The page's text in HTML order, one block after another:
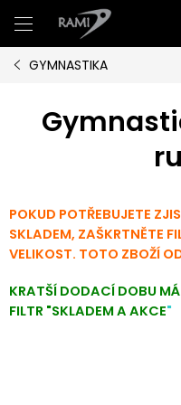
na
obsah
GYMNASTIKA
POKUD POTŘEBUJETE
SKLADEM, ZAŠKRTNĚTE
VELIKOST. TOTO ZBOŽÍ
KRATŠÍ DODACÍ DOBU
FILTR "SKLADEM A AKCE"